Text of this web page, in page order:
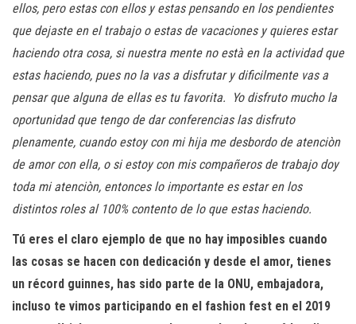
ellos, pero estas con ellos y estas pensando en los pendientes
que dejaste en el trabajo o estas de vacaciones y quieres estar
haciendo otra cosa, si nuestra mente no està en la actividad que
estas haciendo, pues no la vas a disfrutar y dificilmente vas a
pensar que alguna de ellas es tu favorita. Yo disfruto mucho la
oportunidad que tengo de dar conferencias las disfruto
plenamente, cuando estoy con mi hija me desbordo de atenciòn
de amor con ella, o si estoy con mis compañeros de trabajo doy
toda mi atenciòn, entonces lo importante es estar en los
distintos roles al 100% contento de lo que estas haciendo.
Tú eres el claro ejemplo de que no hay imposibles cuando
las cosas se hacen con dedicación y desde el amor, tienes
un récord guinnes, has sido parte de la ONU, embajadora,
incluso te vimos participando en el fashion fest en el 2019